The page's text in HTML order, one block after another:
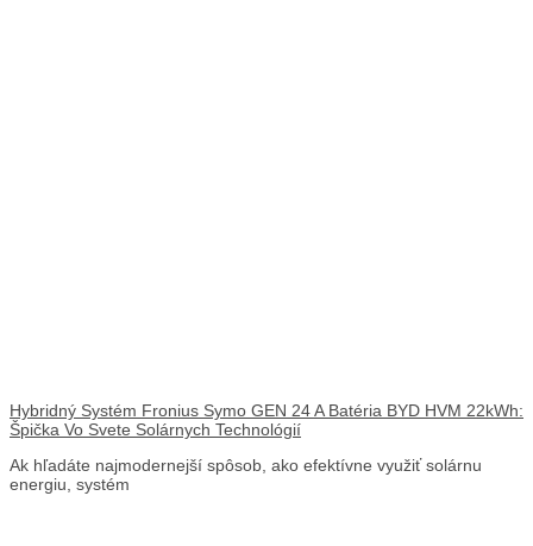
Hybridný Systém Fronius Symo GEN 24 A Batéria BYD HVM 22kWh:
Špička Vo Svete Solárnych Technológií
Ak hľadáte najmodernejší spôsob, ako efektívne využiť solárnu
energiu, systém